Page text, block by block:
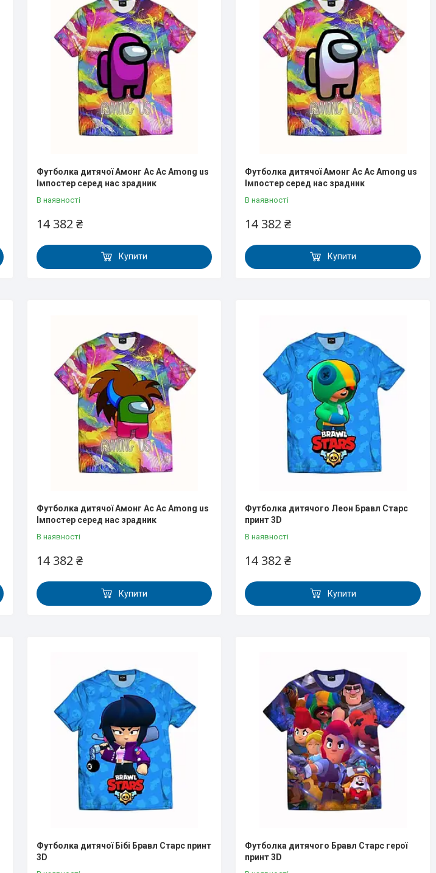
Футболка дитячої Амонг Ас Ас Аmong us
Імпостер серед нас зрадник
В наявності
14 382 ₴
Купити
Футболка дитячої Амонг Ас Ас Аmong us
Імпостер серед нас зрадник
В наявності
14 382 ₴
Купити
Футболка дитячої Амонг Ас Ас Аmong us
Імпостер серед нас зрадник
В наявності
14 382 ₴
Купити
Футболка дитячого Леон Бравл Старс
принт 3D
В наявності
14 382 ₴
Купити
Футболка дитячої Бібі Бравл Старс принт
3D
Футболка дитячого Бравл Старс герої
принт 3D